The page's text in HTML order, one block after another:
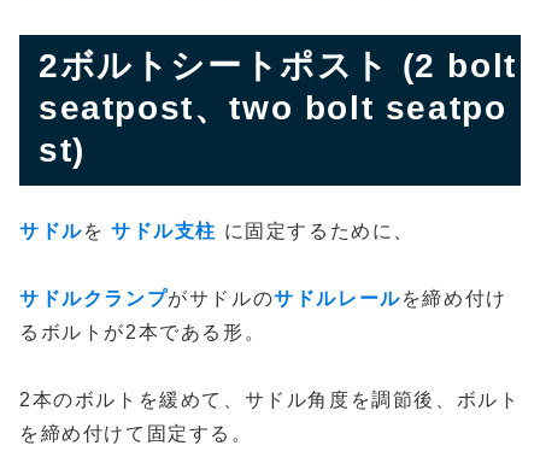
2ボルトシートポスト (2 bolt
seatpost、two bolt seatpo
st)
サドルをサドル支柱 に固定するために、
サドルクランプがサドルのサドルレールを締め付け
るボルトが2本である形。
2本のボルトを緩めて、サドル角度を調節後、ボルト
を締め付けて固定する。